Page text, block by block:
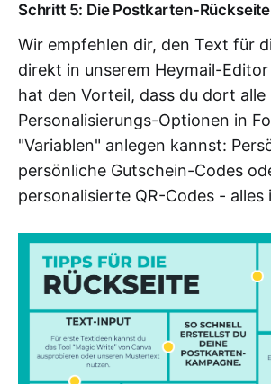
Schritt 5: Die Postkarten-
Wir empfehlen dir, den Text für
direkt in unserem Heymail-
hat den Vorteil, dass du dort alle
Personalisierungs-Optionen in
"Variablen" anlegen kannst:
persönliche Gutschein-Codes
personalisierte QR-Codes - alles